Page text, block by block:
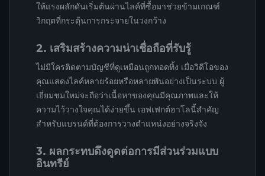
ให้แรงผลักดันเริ่มต้นผ่านไลค์ที่ซื้อมาช่วยข้ามเกณฑ์
วิกฤตที่กระตุ้นการกระจายในวงกว้าง
2. เสริมสร้างความน่าเชื่อถือที่รับรู้
ไม่มีใครติดตามบัญชีที่ดูเหมือนถูกทอดทิ้ง เมื่อวิดีโอของ
คุณแสดงไลค์หลายร้อยหรือหลายพันอย่างเป็นระบบ ผู้
เยี่ยมชมใหม่จะถือว่าเนื้อหาของคุณมีคุณภาพและให้
ความไว้วางใจคุณได้ง่ายขึ้น เอฟเฟกต์ฮาโลนี้สำคัญ
สำหรับแบรนด์ที่ต้องการวางตำแหน่งอย่างจริงจัง
3. ผลกระทบดึงดูดต่อการมีส่วนร่วมแบบ
อินทรีย์